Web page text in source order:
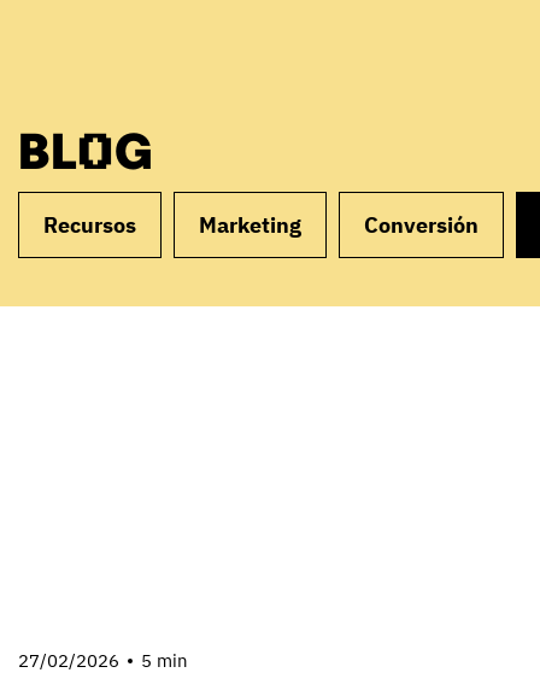
BLOG
Recursos Marketing Conversión
27/02/2026 5 min